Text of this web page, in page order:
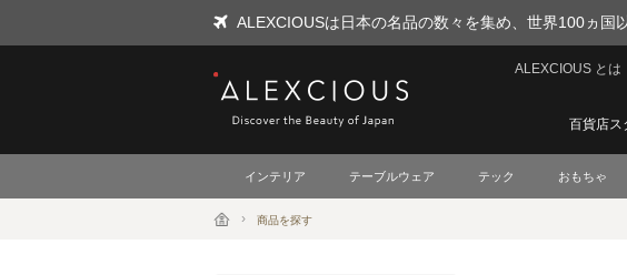
ALEXCIOUSは日本の名品の数々を集め、世界100ヵ国
ALEXCIOUS
ALEXCIOUS とは
百貨店ス
インテリア テーブルウェア テック おもちゃ
商品を探す